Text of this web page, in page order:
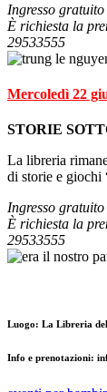
Ingresso gratuito
È richiesta la
29533555
Mercoledì 22
STORIE
La libreria
di storie e giochi
Ingresso gratuito
È richiesta la
29533555
Luogo: La Libreria
Info e prenotazioni: